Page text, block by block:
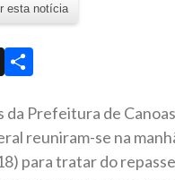
esta notícia
Share
Prefeitura de
reuniram-se na
para tratar do